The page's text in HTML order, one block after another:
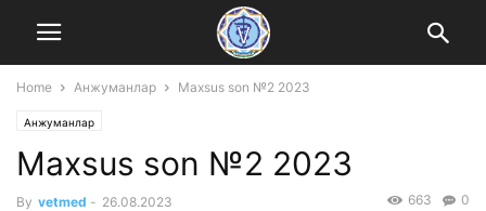
Home Анжуманлар Maxsus son №2 2023
Анжуманлар
Maxsus son №2 2023
By vetmed - 26.08.2023 0
663